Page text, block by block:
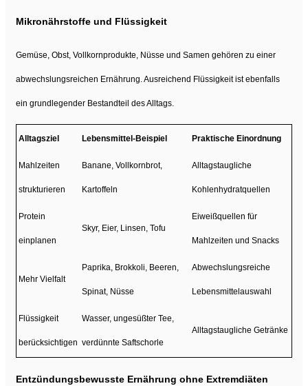
Mikronährstoffe und Flüssigkeit
Gemüse, Obst, Vollkornprodukte, Nüsse und Samen gehören zu einer
abwechslungsreichen Ernährung. Ausreichend Flüssigkeit ist ebenfalls
ein grundlegender Bestandteil des Alltags.
Alltagsziel Lebensmittel-Beispiel Praktische Einordnung
Mahlzeiten
strukturieren
Banane, Vollkornbrot,
Kartoffeln
Alltagstaugliche
Kohlenhydratquellen
Protein
einplanen
Skyr, Eier, Linsen, Tofu
Eiweißquellen für
Mahlzeiten und Snacks
Mehr Vielfalt
Paprika, Brokkoli, Beeren,
Spinat, Nüsse
Abwechslungsreiche
Lebensmittelauswahl
Flüssigkeit
berücksichtigen
Wasser, ungesüßter Tee,
verdünnte Saftschorle
Alltagstaugliche Getränke
Entzündungsbewusste Ernährung ohne Extremdiäten